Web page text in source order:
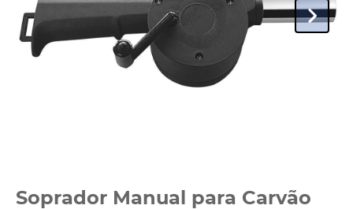
Soprador Manual para Carvão